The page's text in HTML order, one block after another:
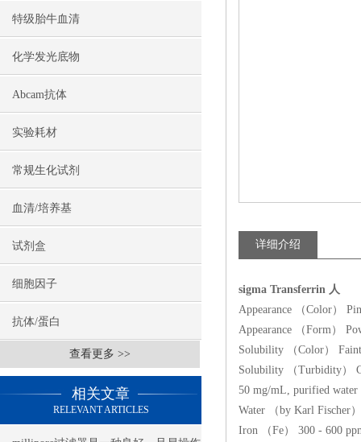
特级胎牛血清
化学发光底物
Abcam抗体
实验耗材
常规生化试剂
血清/培养基
试剂盒
细胞因子
抗体/蛋白
查看更多 >>
相关文章
RELEVANT ARTICLES
详细介绍
sigma Transferrin 人
Appearance （Color）
Appearance （Form）
Solubility （Color）
Solubility （Turbidity）
50 mg/mL, purified water
Water （by Karl Fischer
Iron （Fe） 300 - 600